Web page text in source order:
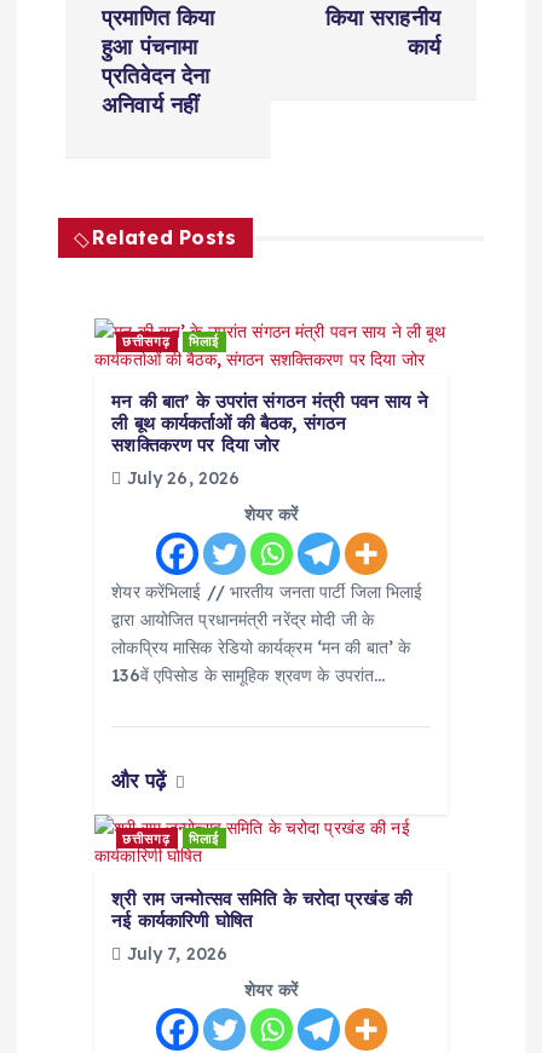
g
प्रमाणित किया
हुआ पंचनामा
प्रतिवेदन देना
अनिवार्य नहीं
किया सराहनीय
कार्य
Related Posts
छत्तीसगढ़ भिलाई
मन की बात’ के उपरांत संगठन मंत्री पवन साय ने
ली बूथ कार्यकर्ताओं की बैठक, संगठन
सशक्तिकरण पर दिया जोर
July 26, 2026
शेयर करें
शेयर करेंभिलाई // भारतीय जनता पार्टी जिला भिलाई
द्वारा आयोजित प्रधानमंत्री नरेंद्र मोदी जी के
लोकप्रिय मासिक रेडियो कार्यक्रम ‘मन की बात’ के
136वें एपिसोड के सामूहिक श्रवण के उपरांत…
और पढ़ें
छत्तीसगढ़ भिलाई
श्री राम जन्मोत्सव समिति के चरोदा प्रखंड की
नई कार्यकारिणी घोषित
July 7, 2026
शेयर करें